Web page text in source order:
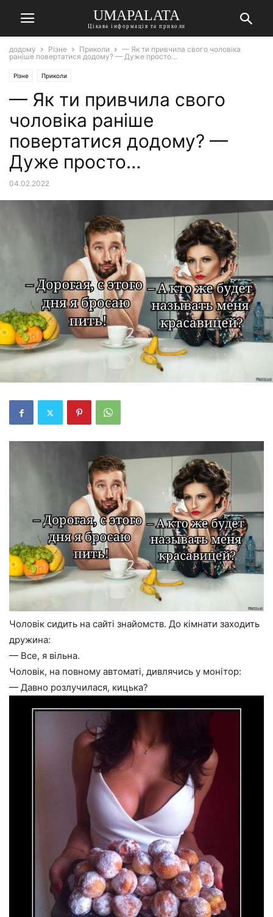
UMAPALATA
Цікава інформація та приколи
додому Різне Приколи
— Як ти привчила свого чоловіка
раніше повертатися додому? — Дуже просто…
Різне Приколи
— Як ти привчила свого
чоловіка раніше
повертатися додому? —
Дуже просто…
04.02.2022
Чоловік сидить на сайті знайомств. До кімнати заходить
дружина:
— Все, я вільна.
Чоловік, на повному автоматі, дивлячись у монітор:
— Давно розлучилася, кицька?